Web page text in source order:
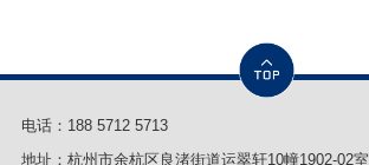
电话： 188 5712 5713
地址：杭州市余杭区良渚街道运翠轩10幢1902-02室